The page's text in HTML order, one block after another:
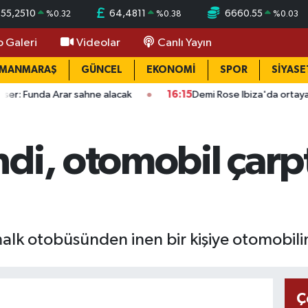
55,2510 %0.32 64,4811 %0.38 6660.55 %0.03
Galeri Videolar Canlı Yayın
GÜNCEL EKONOMİ SPOR
sahne alacak 16:15 Demi Rose Ibiza'da ortaya çıktı: Son
otomobil
otobüsünden inen bir kişiye